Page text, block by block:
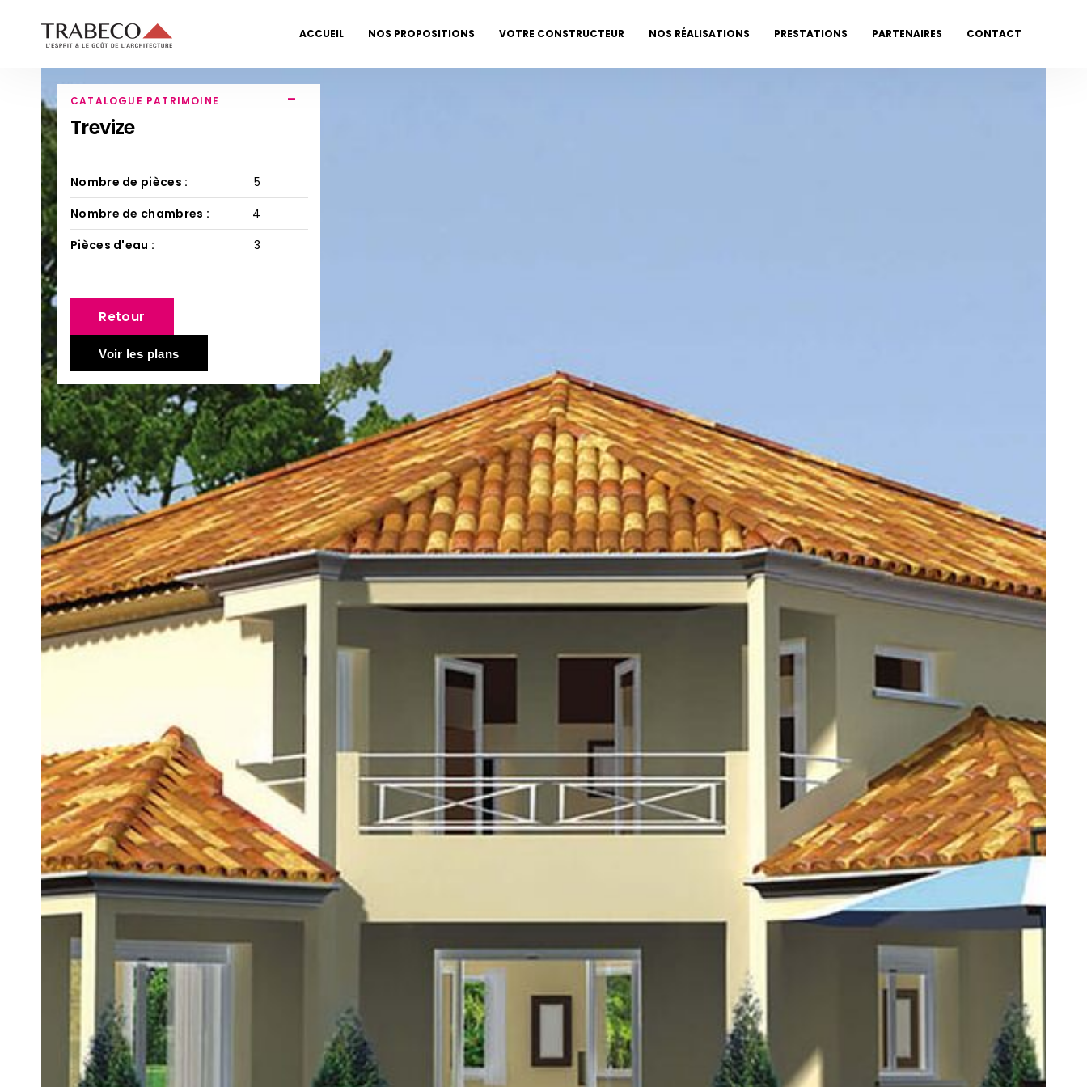
ACCUEIL NOS PROPOSITIONS VOTRE CONSTRUCTEUR NOS RÉALISATIONS PRESTATIONS PARTENAIRES CONTACT
CATALOGUE PATRIMOINE -
Trevize
Nombre de pièces :
5
Nombre de chambres :
4
Pièces d'eau :
3
Retour
Voir les plans